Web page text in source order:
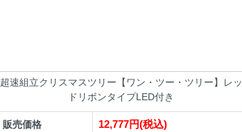
超速組立クリスマスツリー【ワン・ツー・ツリー】レッ
ドリボンタイプLED付き
販売価格 12,777円(税込)